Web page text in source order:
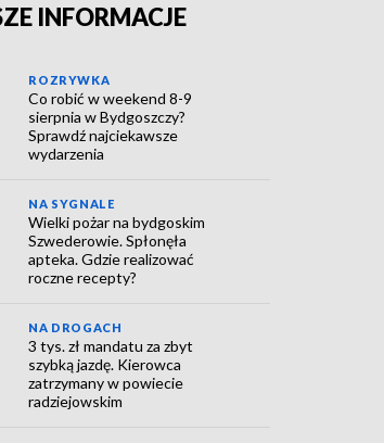
INFORMACJE
ROZRYWKA
Co robić w weekend 8-9
sierpnia w Bydgoszczy?
Sprawdź najciekawsze
wydarzenia
NA SYGNALE
Wielki pożar na bydgoskim
Szwederowie. Spłonęła
apteka. Gdzie realizować
roczne recepty?
NA DROGACH
3 tys. zł mandatu za zbyt
szybką jazdę. Kierowca
zatrzymany w powiecie
radziejowskim